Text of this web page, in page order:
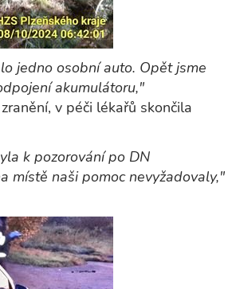
jedno osobní auto. Opět jsme
akumulátoru,"
v péči lékařů skončila
k pozorování po DN
místě naši pomoc nevyžadovaly,"